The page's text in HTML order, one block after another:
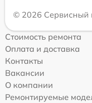
© 2026 Сервисный
Стоимость ремонта
Оплата и доставка
Контакты
Вакансии
О компании
Ремонтируемые